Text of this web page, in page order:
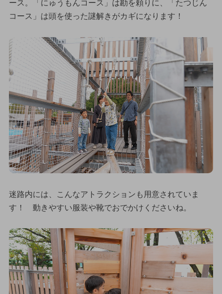
ース。「にゅうもんコース」は勘を頼りに、「たつじん
コース」は頭を使った謎解きがカギになります！
迷路内には、こんなアトラクションも用意されていま
す！ 動きやすい服装や靴でおでかけくださいね。